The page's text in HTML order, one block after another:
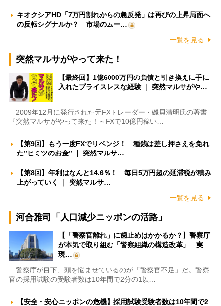
キオクシアHD「7万円割れからの急反発」は再びの上昇局面へ
の反転シグナルか？ 市場のムー…
一覧を見る
突然マルサがやって来た！
【最終回】1億6000万円の負債と引き換えに手に
入れたプライスレスな経験 ｜ 突然マルサがや…
2009年12月に発行された元FXトレーダー・磯貝清明氏の著書
『突然マルサがやって来た！～FXで10億円稼い…
【第9回】もう一度FXでリベンジ！ 種銭は差し押さえを免れ
た”ヒミツのお金” ｜ 突然マルサ…
【第8回】年利はなんと14.6％！ 毎日5万円超の延滞税が積み
上がっていく ｜ 突然マルサ…
一覧を見る
河合雅司「人口減少ニッポンの活路」
【「警察官離れ」に歯止めはかかるか？】警察庁
が本気で取り組む「警察組織の構造改革」 実
現…
警察庁が目下、頭を悩ませているのが「警察官不足」だ。警察
官の採用試験の受験者数は10年間で2分の1以…
【安全・安心ニッポンの危機】採用試験受験者数は10年間で2